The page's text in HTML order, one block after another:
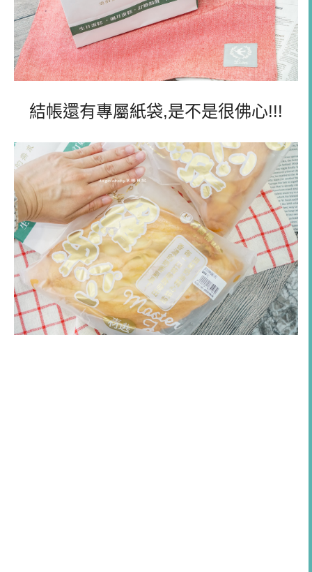
結帳還有專屬紙袋,是不是很佛心!!!